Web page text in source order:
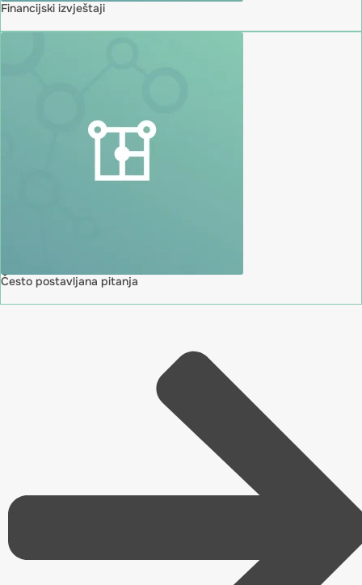
Financijski izvještaji
Često postavljana pitanja